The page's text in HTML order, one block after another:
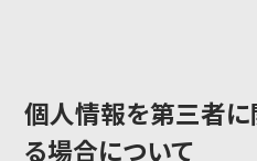
個人情報を第三者
る場合について